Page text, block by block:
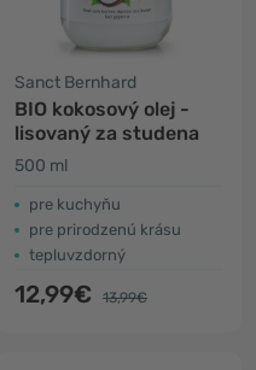
Sanct Bernhard
BIO kokosový olej -
lisovaný za studena
500 ml
pre kuchyňu
pre prirodzenú krásu
tepluvzdorný
12,99€ 13,99€